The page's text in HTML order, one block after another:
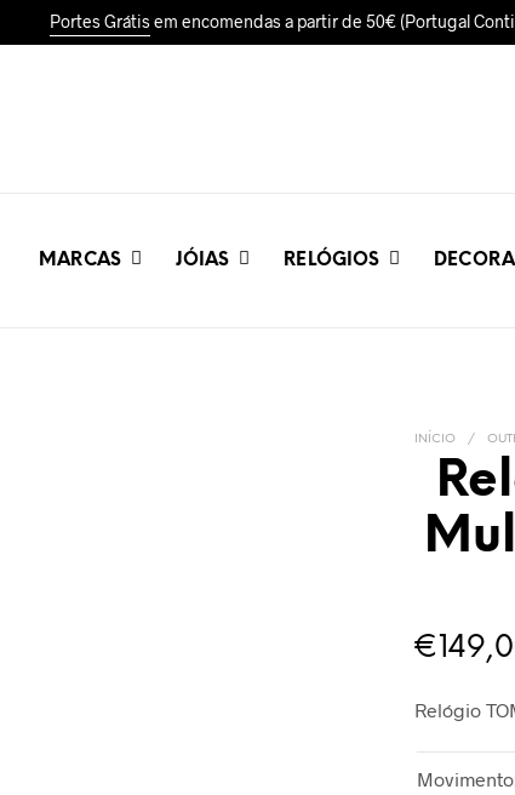
Portes Grátisem encomendas a partir de 50€ (Portugal
MARCAS JÓIAS RELÓGIOS
INÍCIO /
€
Relógio